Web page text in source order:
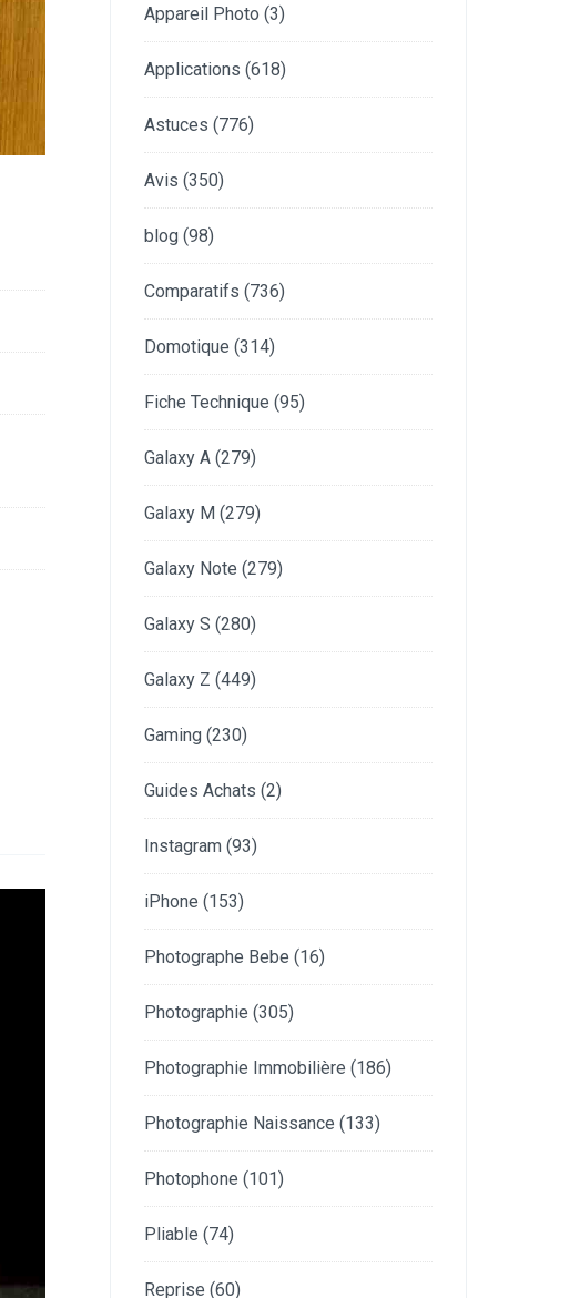
Appareil Photo (3)
Applications (618)
Astuces (776)
Avis (350)
blog (98)
Comparatifs (736)
Domotique (314)
Fiche Technique (95)
Galaxy A (279)
Galaxy M (279)
Galaxy Note (279)
Galaxy S (280)
Galaxy Z (449)
Gaming (230)
Guides Achats (2)
Instagram (93)
iPhone (153)
Photographe Bebe (16)
Photographie (305)
Photographie Immobilière (186)
Photographie Naissance (133)
Photophone (101)
Pliable (74)
Reprise (60)